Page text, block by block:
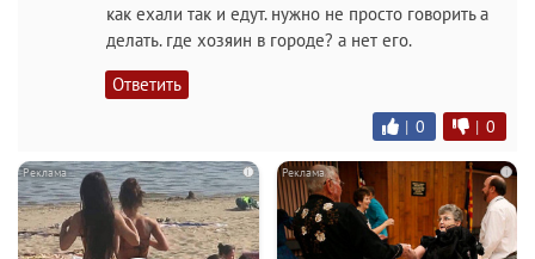
как ехали так и едут. нужно не просто говорить а
делать. где хозяин в городе? а нет его.
Ответить
| 0 | 0
i i